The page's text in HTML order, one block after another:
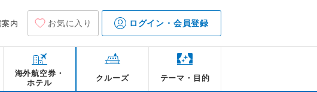
案内 お気に入り ログイン・会員登録
海外航空券・
ホテル
クルーズ テーマ・目的